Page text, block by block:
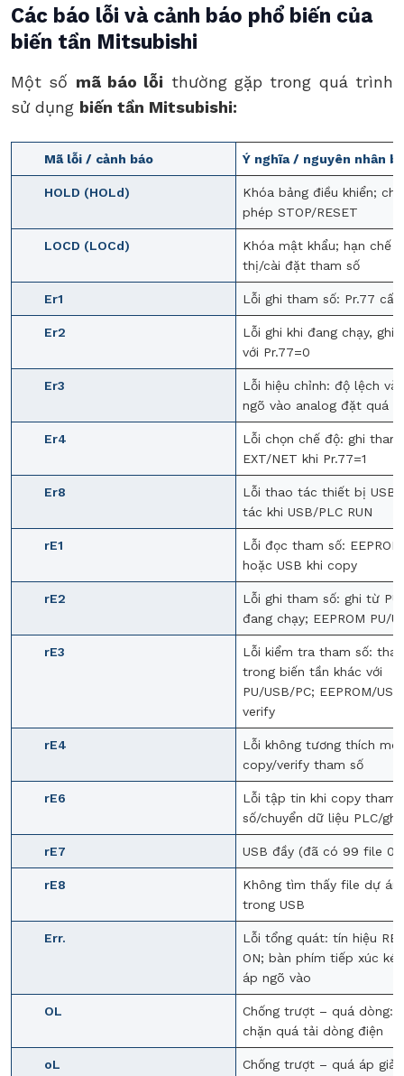
Các báo lỗi và cảnh báo phổ biến của
biến tần Mitsubishi
Một số mã báo lỗi thường gặp trong quá trình
sử dụng biến tần Mitsubishi:
Mã lỗi / cảnh báo Ý nghĩa / nguyên nhân
HOLD (HOLd)
Khóa bảng điều khiển; chỉ
phép STOP/RESET
LOCD (LOCd)
Khóa mật khẩu; hạn chế
thị/cài đặt tham số
Er1 Lỗi ghi tham số: Pr.77
Er2
Lỗi ghi khi đang chạy, ghi
với Pr.77=0
Er3
Lỗi hiệu chỉnh: độ lệch và
ngõ vào analog đặt quá
Er4
Lỗi chọn chế độ: ghi tham
EXT/NET khi Pr.77=1
Er8
Lỗi thao tác thiết bị USB,
tác khi USB/PLC RUN
rE1
Lỗi đọc tham số: EEPROM
hoặc USB khi copy
rE2
Lỗi ghi tham số: ghi từ PU
đang chạy; EEPROM PU/
rE3
Lỗi kiểm tra tham số:
trong biến tần khác với
PU/USB/PC; EEPROM/
verify
rE4
Lỗi không tương thích
copy/verify tham số
rE6
Lỗi tập tin khi copy tham
số/chuyển dữ liệu PLC/ghi
rE7 USB đầy (đã có 99 file
rE8
Không tìm thấy file dự án
trong USB
Err.
Lỗi tổng quát: tín hiệu
ON; bàn phím tiếp xúc
áp ngõ vào
OL
Chống trượt – quá dòng:
chặn quá tải dòng điện
oL
Chống trượt – quá áp